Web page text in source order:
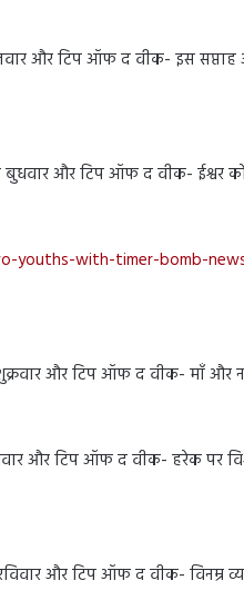
और टिप ऑफ द वीक- इस सप्ताह
और टिप ऑफ द वीक- ईश्वर को
youths-with-timer-bomb-
और टिप ऑफ द वीक- माँ और
और टिप ऑफ द वीक- हरेक पर
और टिप ऑफ द वीक- विनम्र